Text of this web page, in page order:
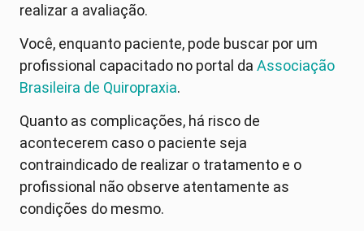
realizar a avaliação.
Você, enquanto paciente, pode buscar por um
profissional capacitado no portal da Associação
Brasileira de Quiropraxia.
Quanto as complicações, há risco de
acontecerem caso o paciente seja
contraindicado de realizar o tratamento e o
profissional não observe atentamente as
condições do mesmo.